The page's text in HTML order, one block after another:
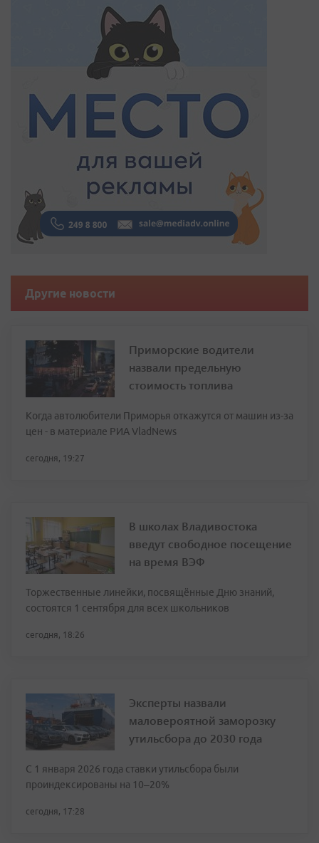
Другие новости
Приморские водители
назвали предельную
стоимость топлива
Когда автолюбители Приморья откажутся от машин из-за
цен - в материале РИА VladNews
сегодня, 19:27
В школах Владивостока
введут свободное посещение
на время ВЭФ
Торжественные линейки, посвящённые Дню знаний,
состоятся 1 сентября для всех школьников
сегодня, 18:26
Эксперты назвали
маловероятной заморозку
утильсбора до 2030 года
С 1 января 2026 года ставки утильсбора были
проиндексированы на 10–20%
сегодня, 17:28